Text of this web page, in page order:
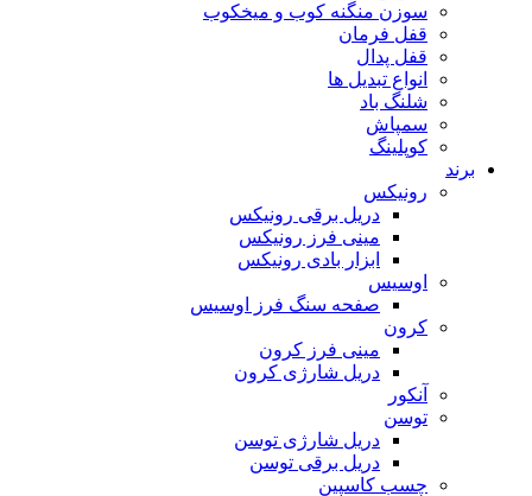
سوزن منگنه کوب و میخکوب
قفل فرمان
قفل پدال
انواع تبدیل ها
شلنگ باد
سمپاش
کوپلینگ
برند
رونیکس
دریل برقی رونیکس
مینی فرز رونیکس
ابزار بادی رونیکس
اوسیس
صفحه سنگ فرز اوسیس
کرون
مینی فرز کرون
دریل شارژی کرون
آنکور
توسن
دریل شارژی توسن
دریل برقی توسن
چسب کاسپین